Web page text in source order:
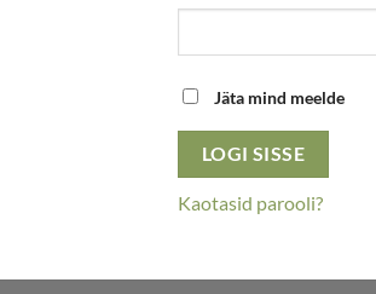
Jäta mind meelde
LOGI SISSE
Kaotasid parooli?